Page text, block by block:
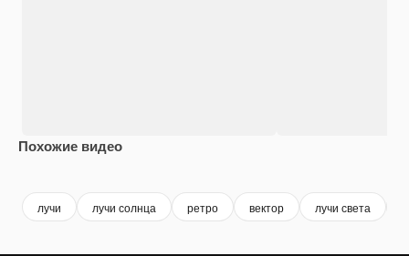
Похожие видео
лучи лучи солнца ретро вектор лучи света